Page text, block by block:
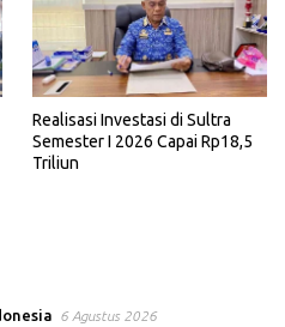
Realisasi Investasi di Sultra
Semester I 2026 Capai Rp18,5
Triliun
6 Agustus 2026